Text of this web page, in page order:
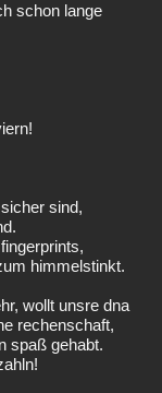
schon lange
sind,
himmelstinkt.
wollt unsre dna
rechenschaft,
spaß gehabt.